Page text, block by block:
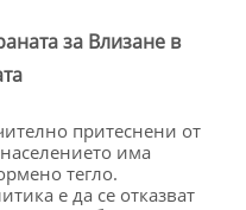
за Влизане в
притеснени от
има
тегло.
е да се отказват